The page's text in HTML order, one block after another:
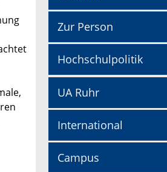
Zur Person
Hochschulpolitik
UA Ruhr
International
Campus